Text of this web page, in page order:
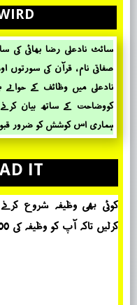
سائٹ نادعلی رضا بھائی
صفاتی نام ، قرآن کی
نادعلی میں وظائف کے حؤالے
کووضاحت کے ساتھ بیان کرنے
ہماری اس کوشش کو ضرور
IT
کوئی بھی وظیفہ شروع
کرلیں تاکہ آپ کو وظیفہ کی 100فیصد روحانی برکات حاصل ہوں ۔